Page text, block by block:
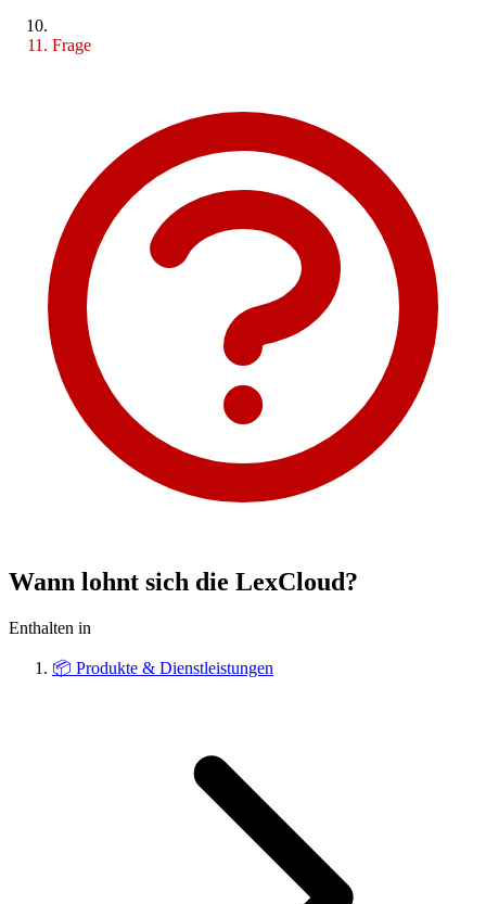
Frage
Wann lohnt sich die LexCloud?
Enthalten in
📦 Produkte & Dienstleistungen